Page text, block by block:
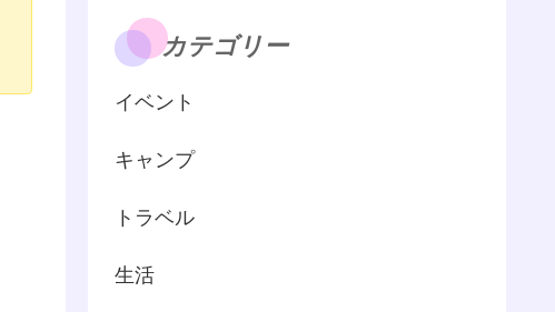
カテゴリー
イベント
キャンプ
トラベル
生活